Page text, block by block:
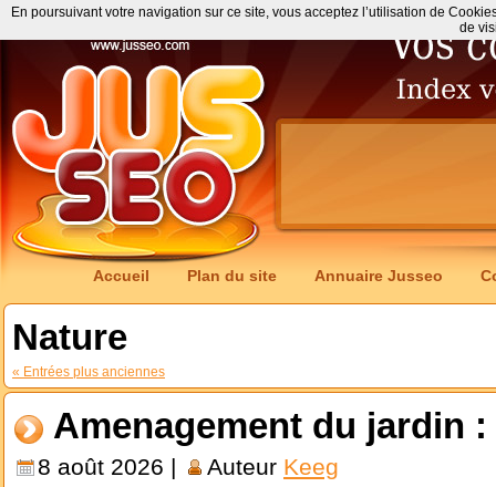
Accueil Plan du site Annuaire Jusseo
Nature
« Entrées plus anciennes
Amenagement du jardin
8 août 2026 | Auteur Keeg
En poursuivant votre navigation sur ce site, vous acceptez l’utilisation de
de